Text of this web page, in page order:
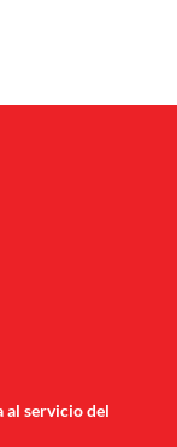
al servicio del